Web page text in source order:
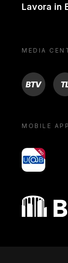
Lavora in
MEDIA
BTV TL
MOBILE APP
yoU@B
Bocconi